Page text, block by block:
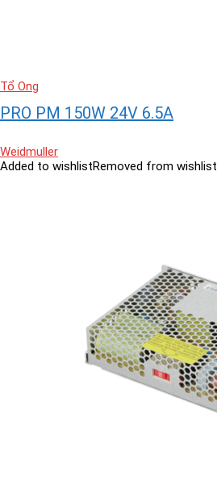
Tổ Ong
PRO PM 150W 24V 6.5A
Weidmuller
Added to wishlistRemoved from wishlist